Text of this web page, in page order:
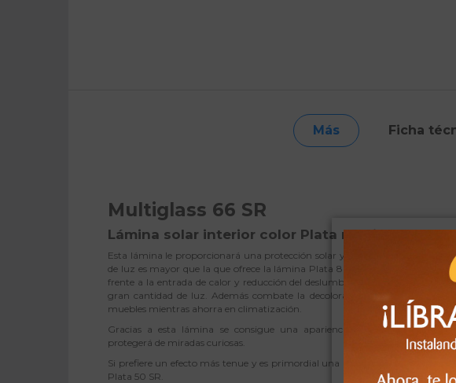
Más Ficha
Multiglass 66 SR
Lámina solar interior color Plata medio para
Esta lámina le proporcionará una protección solar y aislante alta. Aunque la
de luz es mayor que la que ofrece la lámina Plata 80 SR. Le ofrece una
frente a la entrada de calor y reducción del deslumbramiento, sin tener que
gran cantidad de luz. Además combate la decoloración prematura de
muebles mientras ahorra en climatización.
Gracias a esta lámina se consigue una apariencia espejada en días
protegerá de miradas curiosas.
Si prefiere un efecto más tenue y es primordial una alta transmisión de luz,
Plata 50 SR.